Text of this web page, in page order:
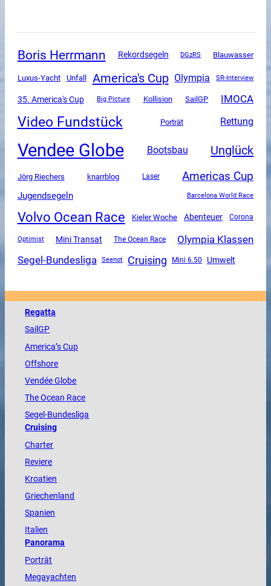
Boris Herrmann Rekordsegeln DGzRS Blauwasser
Luxus-Yacht Unfall America's Cup Olympia SR-Interview
35. America's Cup Big Picture Kollision SailGP IMOCA
Video Fundstück Porträt Rettung
Vendee Globe Bootsbau Unglück
Jörg Riechers knarrblog Laser Americas Cup
Jugendsegeln Barcelona World Race
Volvo Ocean Race Kieler Woche Abenteuer Corona
Optimist Mini Transat The Ocean Race
Olympia Klassen
Segel-Bundesliga
Seenot Cruising Mini 6.50 Umwelt
Regatta
SailGP
America’s Cup
Offshore
VendéeGlobe
TheOcean Race
Segel-Bundesliga
Cruising
Charter
Reviere
Kroatien
Griechenland
Spanien
Italien
Panorama
Porträt
Megayachten